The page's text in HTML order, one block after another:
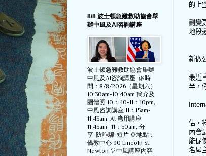
的上
劃變
地段
新做
最近
半，
估，
內會
能促
名屋
8/8 波士顿急難救助協會舉
辦中風及AI咨詢講座
波士顿急難救助協會舉辦
中風及AI咨詢講座: 🌿時
間：8/8/2026（星期六）
10:30am-10:40am 簡介及
團體照 10：40-11：10pm,
中風咨詢講座 11：15am-
11:45am, AI 應用講座
11:45am- 11：50am, 分
享”防詐騙”短片 🌻地點：
僑教中心 90 Lincoln St.
Newton 🎈中風講座內容